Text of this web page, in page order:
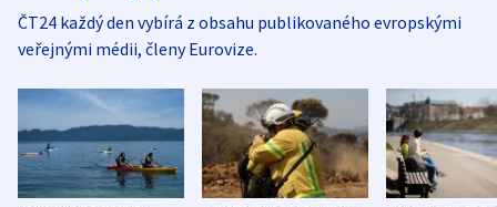
ČT24 každý den vybírá z obsahu publikovaného evropskými
veřejnými médii, členy Eurovize.